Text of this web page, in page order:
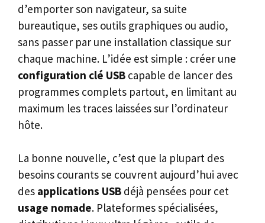
d’emporter son navigateur, sa suite
bureautique, ses outils graphiques ou audio,
sans passer par une installation classique sur
chaque machine. L’idée est simple : créer une
configuration clé USB capable de lancer des
programmes complets partout, en limitant au
maximum les traces laissées sur l’ordinateur
hôte.
La bonne nouvelle, c’est que la plupart des
besoins courants se couvrent aujourd’hui avec
des applications USB déjà pensées pour cet
usage nomade. Plateformes spécialisées,